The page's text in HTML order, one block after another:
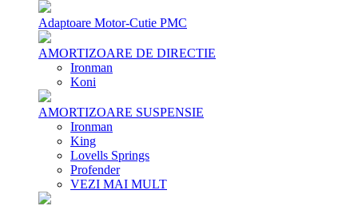
Adaptoare Motor-Cutie PMC
AMORTIZOARE DE DIRECTIE
Ironman
Koni
AMORTIZOARE SUSPENSIE
Ironman
King
Lovells Springs
Profender
VEZI MAI MULT